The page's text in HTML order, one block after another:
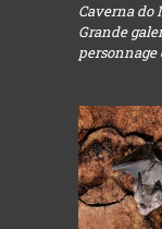
Caverna do
Grande
personnage